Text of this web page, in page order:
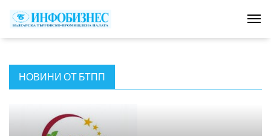
НОВИНИ ОТ БТПП